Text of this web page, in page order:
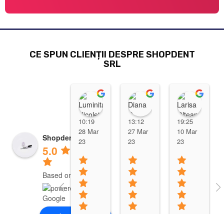
CE SPUN CLIENȚII DESPRE SHOPDENT
SRL
Shopdent Brasov
5.0
Based on 10 reviews
Luminita Nicoleta
10:19
28 Mar
23
Diana D
13:12
27 Mar
23
19:25
10 Mar
23